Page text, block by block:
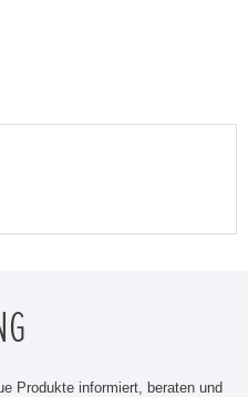
Produkte informiert, beraten und